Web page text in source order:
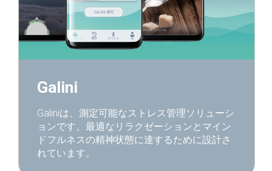
Galini
Galiniは、測定可能なストレス管理ソリューシ
ョンです。最適なリラクゼーションとマイン
ドフルネスの精神状態に達するために設計さ
れています。